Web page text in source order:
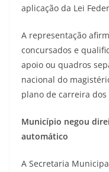
aplicação da Lei
A representação
concursados e
apoio ou quadros
nacional do
plano de carreira dos
Município negou
automático
A Secretaria